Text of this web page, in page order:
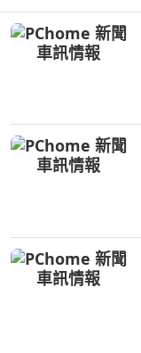
了新一代CX-3。